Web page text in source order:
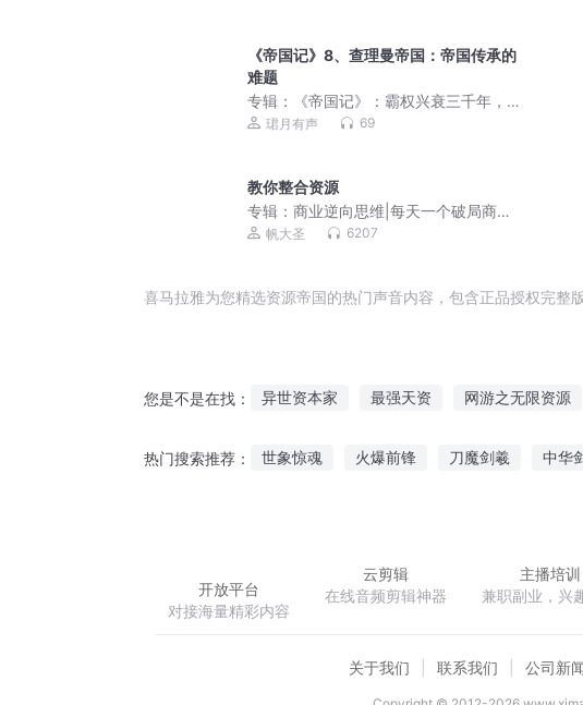
《帝国记》8、查理曼帝国：帝国传承的
难题
专辑：
《帝国记》：霸权兴衰三千年，
读懂权力的游戏
珺月有声 69
教你整合资源
专辑： 商业逆向思维|每天一个破局商业
启示帆大圣 6207
喜马拉雅为您精选资源帝国的热门声音内容，包含正品授权完整
您是不是在找： 异世资本家 最强天资 网游之无限资源
热门搜索推荐： 世象惊魂 火爆前锋 刀魔剑羲 中华
开放平台
对接海量精彩内容
云剪辑
在线音频剪辑神器
主播培训
兼职副业，兴
关于我们 联系我们 公司新